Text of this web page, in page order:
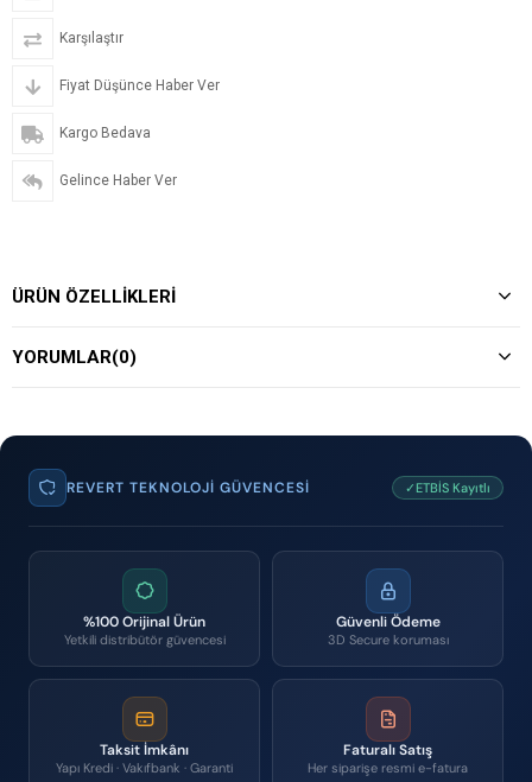
Karşılaştır
Fiyat Düşünce Haber Ver
Kargo Bedava
Gelince Haber Ver
ÜRÜN ÖZELLIKLERI
YORUMLAR(0)
REVERT TEKNOLOJI GÜVENCESI ✓ETBİS Kayıtlı
%100 Orijinal Ürün
Yetkili distribütör güvencesi
Güvenli Ödeme
3D Secure koruması
Taksit İmkânı
Yapı Kredi · Vakıfbank · Garanti
Faturalı Satış
Her siparişe resmi e-fatura